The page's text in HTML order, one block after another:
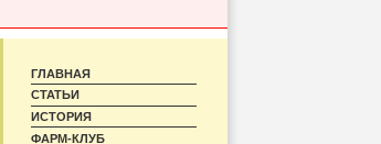
ГЛАВНАЯ
СТАТЬИ
ИСТОРИЯ
ФАРМ-КЛУБ